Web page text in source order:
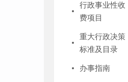
行政事业性收
费项目
重大行政决策
标准及目录
办事指南